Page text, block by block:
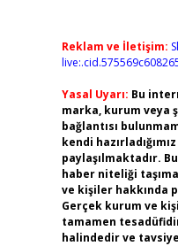
Reklam ve İletişim:
Yasal Uyarı: Bu
marka, kurum veya
bağlantısı
kendi
paylaşılmaktadır.
haber niteliği
ve kişiler hakkında
Gerçek kurum ve
tamamen
halindedir ve